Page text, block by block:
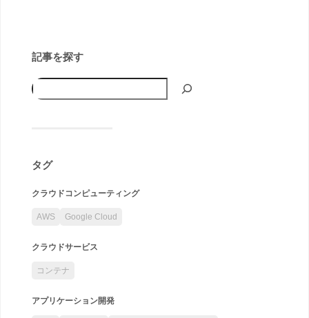
記事を探す
タグ
クラウドコンピューティング
AWS Google Cloud
クラウドサービス
コンテナ
アプリケーション開発